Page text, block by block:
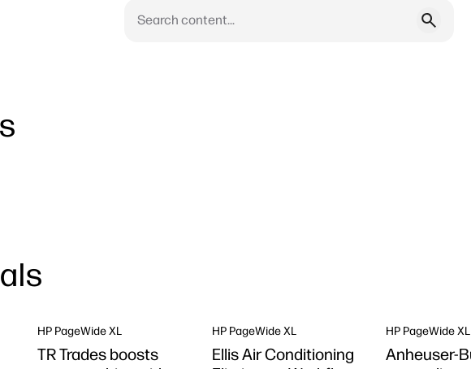
HP PageWide XL
TR Trades boosts
HP PageWide XL
Ellis Air Conditioning
HP PageWide XL
Anheuser-